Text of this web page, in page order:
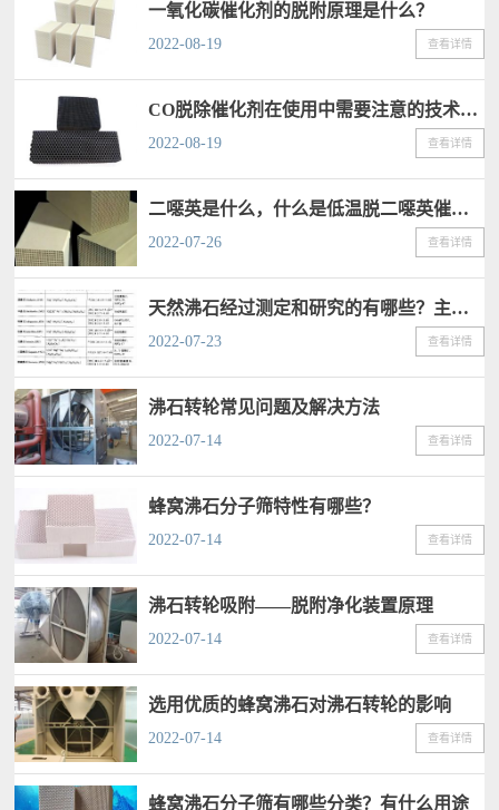
一氧化碳催化剂的脱附原理是什么？
2022-08-19 查看详情
CO脱除催化剂在使用中需要注意的技术问题
2022-08-19 查看详情
二噁英是什么，什么是低温脱二噁英催化剂
2022-07-26 查看详情
天然沸石经过测定和研究的有哪些？主要特性和应用是什么？
2022-07-23 查看详情
沸石转轮常见问题及解决方法
2022-07-14 查看详情
蜂窝沸石分子筛特性有哪些？
2022-07-14 查看详情
沸石转轮吸附——脱附净化装置原理
2022-07-14 查看详情
选用优质的蜂窝沸石对沸石转轮的影响
2022-07-14 查看详情
蜂窝沸石分子筛有哪些分类？有什么用途